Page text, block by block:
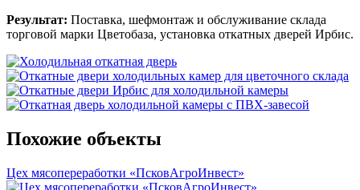
Результат: Поставка, шефмонтаж и обслуживание склада
торговой марки Цветобаза, установка откатных дверей Ирбис.
Похожие объекты
Цех мясопереработки «ПсковАгроИнвест»